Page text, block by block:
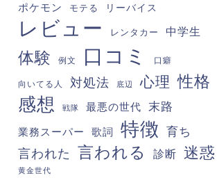
ポケモン モテる リーバイス
レビュー レンタカー 中学生
体験 例文 口コミ 口癖
向いてる人 対処法 底辺 心理 性格
感想 戦隊 最悪の世代 末路
業務スーパー 歌詞 特徴 育ち
言われた 言われる 診断 迷惑
黄金世代